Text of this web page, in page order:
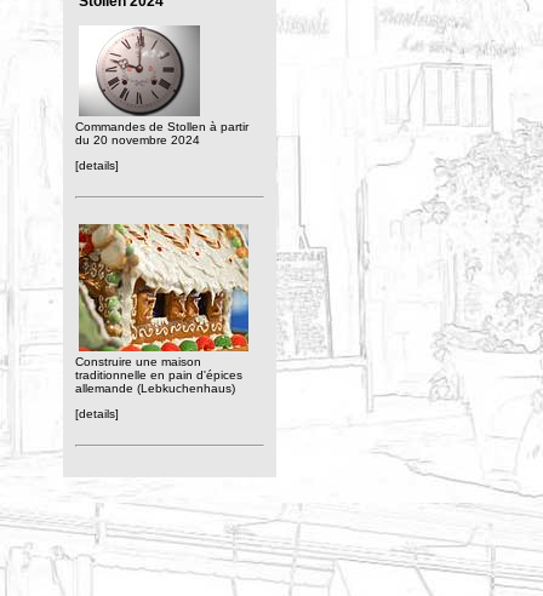
Commandes de Stollen à partir
du 20 novembre 2024
[details]
Construire une maison
traditionnelle en pain d'épices
allemande (Lebkuchenhaus)
[details]